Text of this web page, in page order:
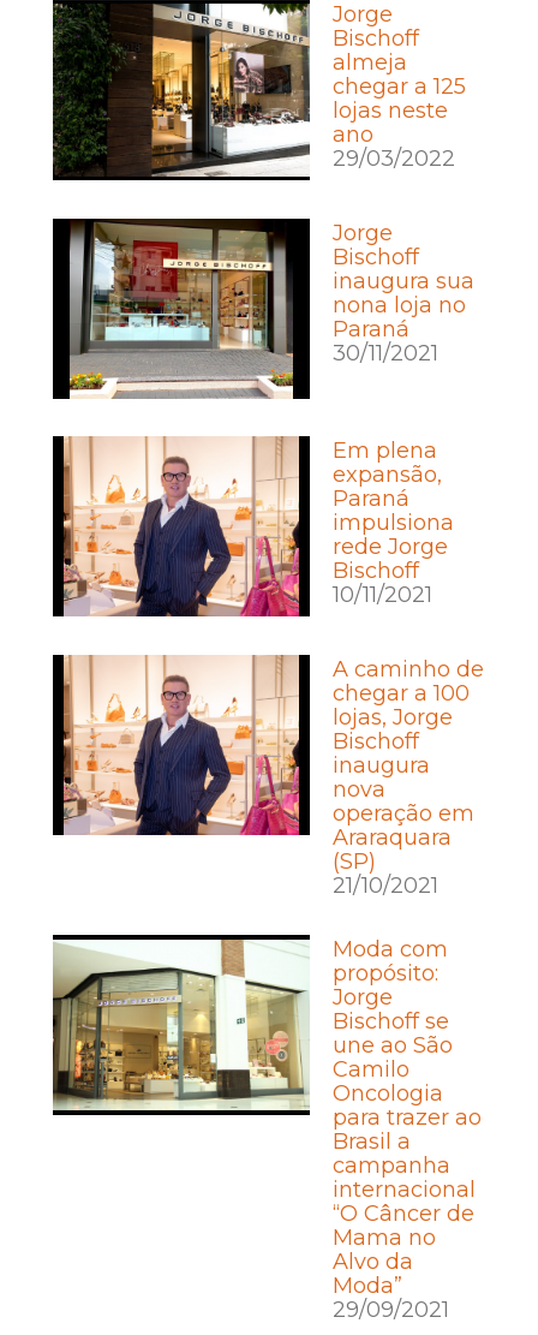
Jorge
Bischoff
almeja
chegar a 125
lojas neste
ano
29/03/2022
Jorge
Bischoff
inaugura sua
nona loja no
Paraná
30/11/2021
Em plena
expansão,
Paraná
impulsiona
rede Jorge
Bischoff
10/11/2021
A caminho de
chegar a 100
lojas, Jorge
Bischoff
inaugura
nova
operação em
Araraquara
(SP)
21/10/2021
Moda com
propósito:
Jorge
Bischoff se
une ao São
Camilo
Oncologia
para trazer ao
Brasil a
campanha
internacional
“O Câncer de
Mama no
Alvo da
Moda”
29/09/2021